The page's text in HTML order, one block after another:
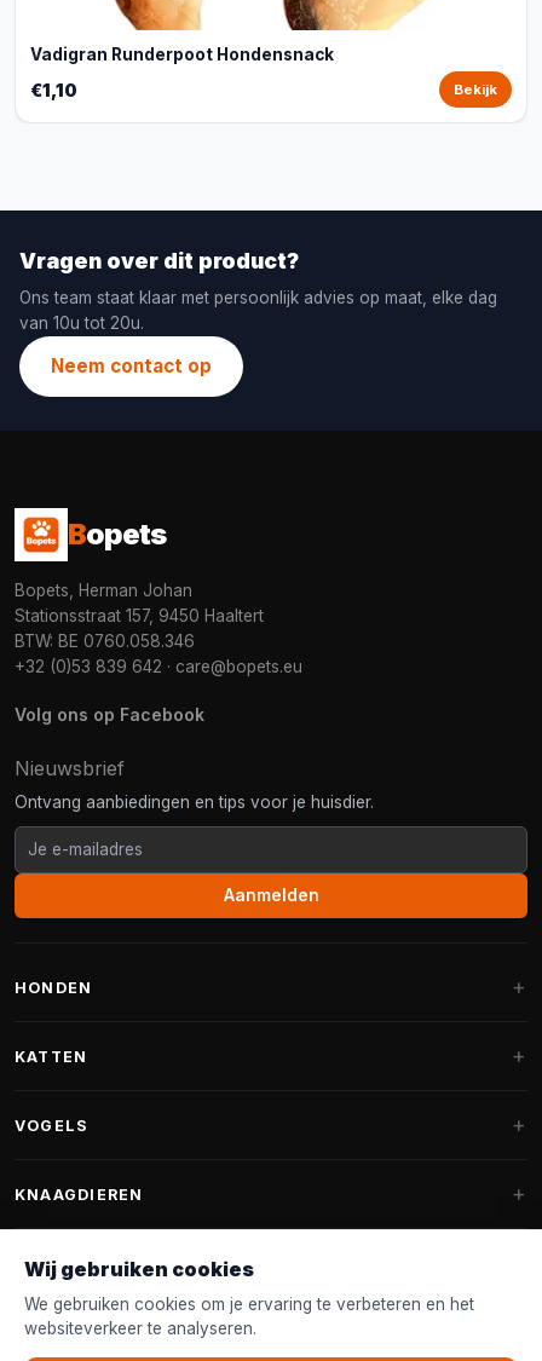
Vadigran Runderpoot Hondensnack
€1,10 Bekijk
Vragen over dit product?
Ons team staat klaar met persoonlijk advies op maat, elke dag
van 10u tot 20u.
Neem contact op
Bopets
Bopets, Herman Johan
Stationsstraat 157, 9450 Haaltert
BTW: BE 0760.058.346
+32 (0)53 839 642 · care@bopets.eu
Volg ons op Facebook
Nieuwsbrief
Ontvang aanbiedingen en tips voor je huisdier.
Aanmelden
HONDEN
Fantail hondenmanden
Hondenspeelgoed
Halsband & Lijn
KATTEN
Krabpalen voor Maine Coon
Kattenmanden
VOGELS
Vogelvoer binnenvogels
Voederhuisjes
Nestkastjes & Nesting
KNAAGDIEREN
Knaagdierenvoer
Accessoires
KLANTENSERVICE
Wij gebruiken cookies
We gebruiken cookies om je ervaring te verbeteren en het
websiteverkeer te analyseren.